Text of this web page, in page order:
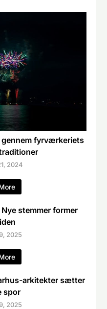
gennem fyrværkeriets
2024
stemmer former
2025
arkitekter sætter
spor
2025